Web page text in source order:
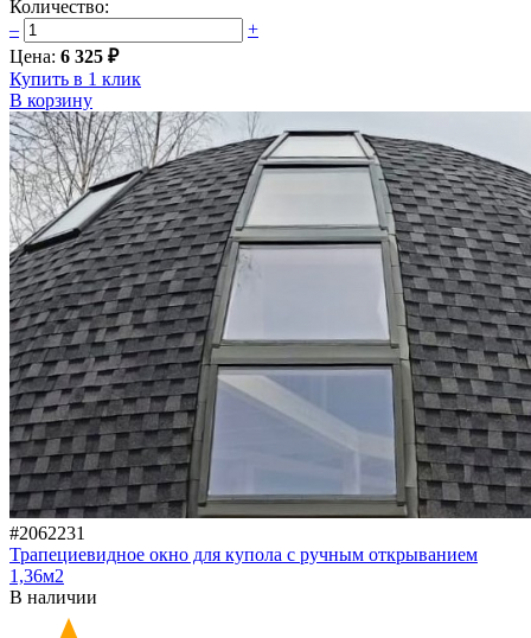
Количество:
–
+
Цена: 6 325 ₽
Купить в 1 клик
В корзину
#2062231
Трапециевидное окно для купола с ручным открыванием
1,36м2
В наличии